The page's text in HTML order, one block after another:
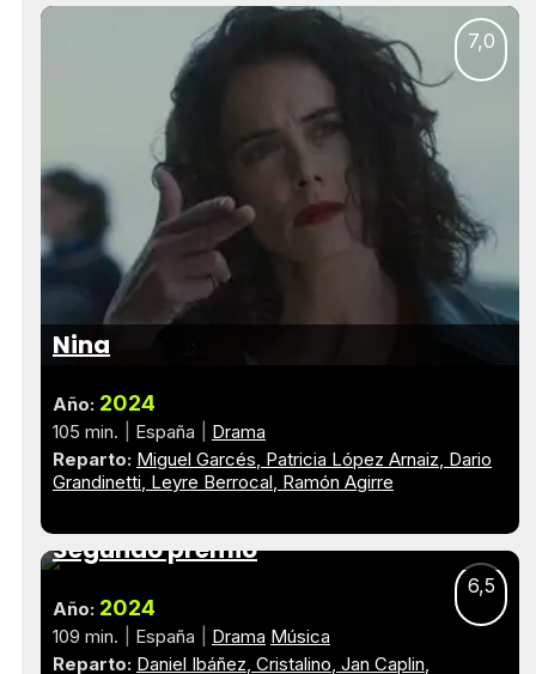
7,0
Nina
Año: 2024
105 min. España
Drama
Reparto: Miguel Garcés Patricia López Arnaiz Dario
Grandinetti Leyre Berrocal Ramón Agirre
6,5
Segundo premio
Año: 2024
109 min. España Drama Música
Reparto: Daniel Ibáñez Cristalino Jan Caplin